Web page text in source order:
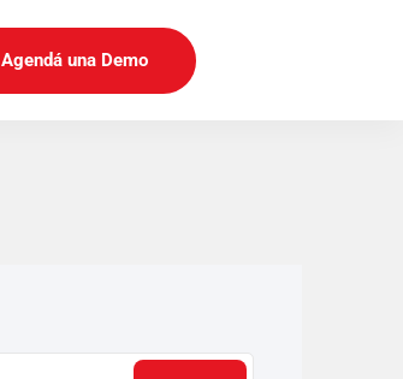
Agendá una Demo